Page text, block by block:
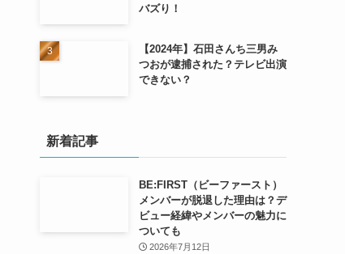
バズり！
【2024年】石田さんち三男み
つおが逮捕された？テレビ出演
できない？
新着記事
BE:FIRST（ビーファースト）
メンバーが脱退した理由は？デ
ビュー経緯やメンバーの魅力に
ついても
2026年7月12日